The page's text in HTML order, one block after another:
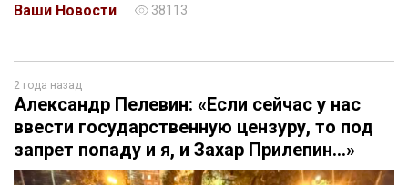
Ваши Новости 38113
2 года назад
Александр Пелевин: «Если сейчас у нас
ввести государственную цензуру, то под
запрет попаду и я, и Захар Прилепин…»